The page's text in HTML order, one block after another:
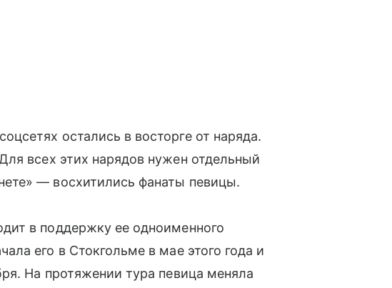
остались в восторге от наряда.
всех этих нарядов нужен отдельный
— восхитились фанаты певицы.
в поддержку ее одноименного
его в Стокгольме в мае этого года и
На протяжении тура певица меняла